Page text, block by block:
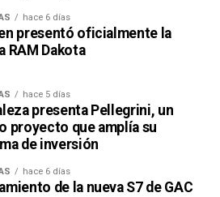
hace 6 días
presentó oficialmente la
RAM Dakota
hace 5 días
presenta Pellegrini, un
proyecto que amplía su
de inversión
hace 6 días
de la nueva S7 de GAC